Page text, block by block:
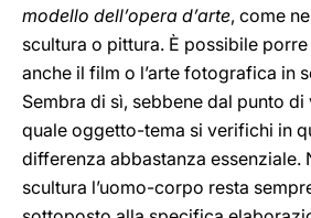
modello dell’opera d’arte, come
scultura o pittura. È possibile
anche il film o l’arte fotografica in
Sembra di sì, sebbene dal punto
quale oggetto-tema si verifichi in
differenza abbastanza essenziale.
scultura l’uomo-corpo resta